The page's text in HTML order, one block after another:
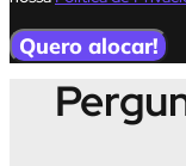
Quero alocar!